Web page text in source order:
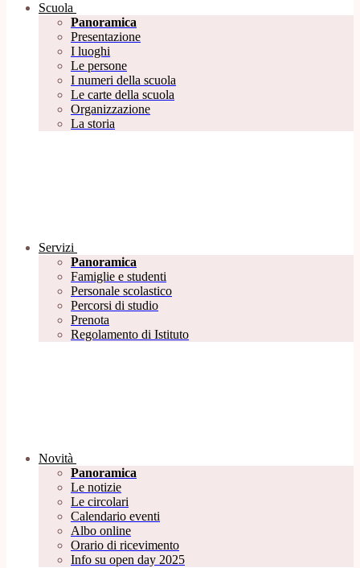
Scuola
Panoramica
Presentazione
I luoghi
Le persone
I numeri della scuola
Le carte della scuola
Organizzazione
La storia
Servizi
Panoramica
Famiglie e studenti
Personale scolastico
Percorsi di studio
Prenota
Regolamento di Istituto
Novità
Panoramica
Le notizie
Le circolari
Calendario eventi
Albo online
Orario di ricevimento
Info su open day 2025